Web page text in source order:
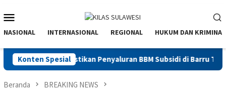
Mobile
NASIONAL INTERNASIONAL REGIONAL HUKUM DAN KRIMINAL
Konten Spesial
Sulawesi Pastikan Penyaluran BBM Subsidi di Barru
Beranda BREAKING NEWS